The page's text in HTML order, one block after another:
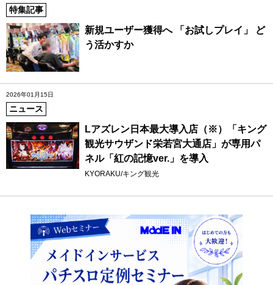
特集記事
新規ユーザー獲得へ 「お試しプレイ」 ど
う活かすか
2026年01月15日
ニュース
Lアズレン日本最大導入店（※）「キング
観光サウザンド栄若宮大通店」が専用パ
ネル「紅の記憶ver.」を導入
KYORAKU/キング観光